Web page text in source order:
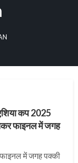
कप 2025
फाइनल में जगह
फाइनल में जगह पक्की